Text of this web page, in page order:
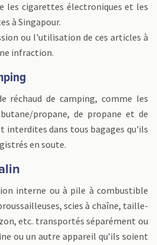
les cigarettes électroniques et les
à Singapour.
ou l'utilisation de ces articles à
infraction.
réchaud de camping, comme les
propane, de propane et de
interdites dans tous bagages qu'ils
en soute.
interne ou à pile à combustible
scies à chaîne, taille-
etc. transportés séparément ou
ou un autre appareil qu’ils soient